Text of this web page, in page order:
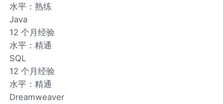
水平：熟练
Java
12 个月经验
水平：精通
SQL
12 个月经验
水平：精通
Dreamweaver